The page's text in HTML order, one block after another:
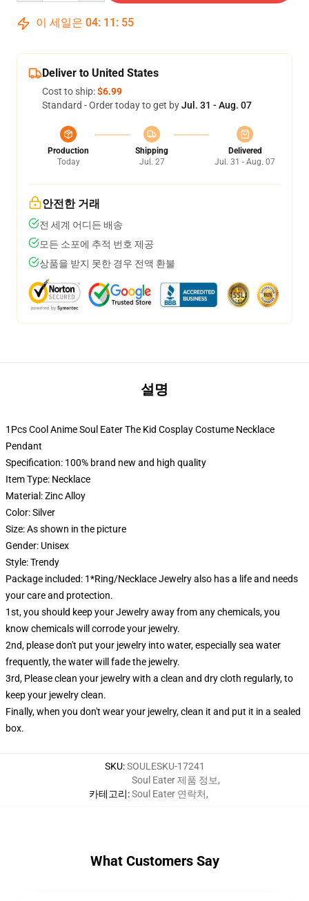
이 세일은 04: 11 : 54
Deliver to United States
Cost to ship:$6.99
Standard - Order today to get byJul. 31 - Aug. 07
Production
Today
Shipping
Jul. 27
Delivered
Jul. 31 - Aug. 07
안전한 거래
전 세계 어디든 배송
모든 소포에 추적 번호 제공
상품을 받지 못한 경우 전액 환불
설명
1Pcs Cool Anime Soul Eater The Kid Cosplay Costume Necklace
Pendant
Specification: 100% brand new and high quality
Item Type: Necklace
Material: Zinc Alloy
Color: Silver
Size: As shown in the picture
Gender: Unisex
Style: Trendy
Package included: 1*Ring/Necklace Jewelry also has a life and needs
your care and protection.
1st, you should keep your Jewelry away from any chemicals, you
know chemicals will corrode your jewelry.
2nd, please don't put your jewelry into water, especially sea water
frequently, the water will fade the jewelry.
3rd, Please clean your jewelry with a clean and dry cloth regularly, to
keep your jewelry clean.
Finally, when you don't wear your jewelry, clean it and put it in a sealed
box.
SKU:SOULESKU-17241
카테고리:
Soul Eater 제품 정보,
Soul Eater 연락처,
What Customers Say